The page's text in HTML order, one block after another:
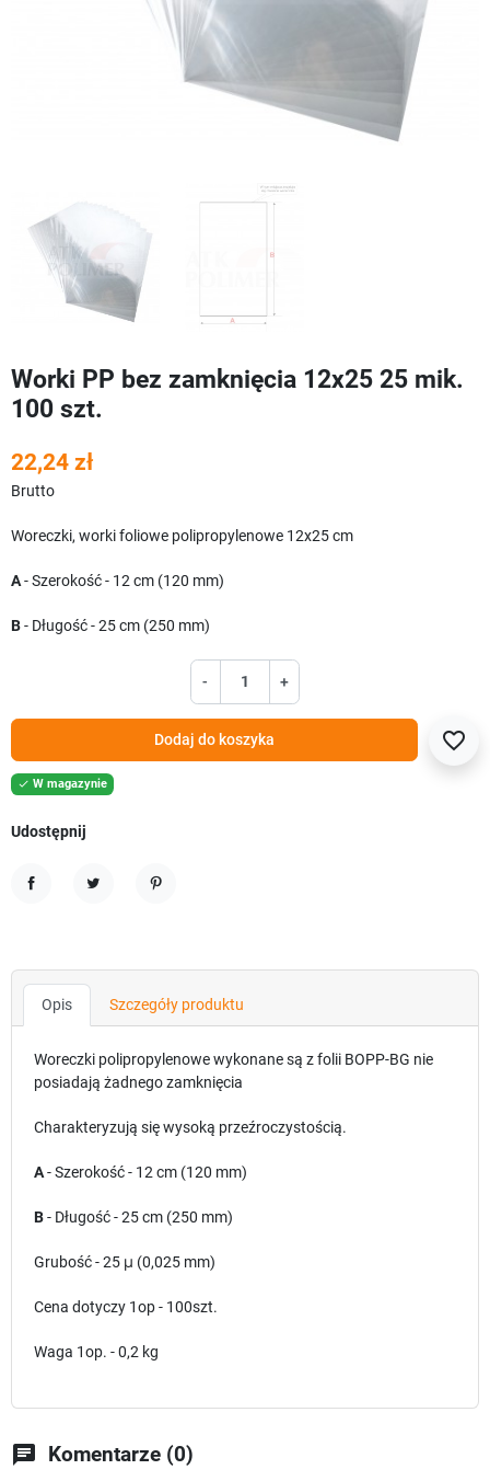
Worki PP bez zamknięcia 12x25 25 mik.
100 szt.
22,24 zł
Brutto
Woreczki, worki foliowe polipropylenowe 12x25 cm
A- Szerokość - 12 cm (120 mm)
B- Długość - 25 cm (250 mm)
- +
Dodaj do koszyka favorite_border
 W magazynie
Udostępnij
Opis Szczegóły produktu
Woreczki polipropylenowe wykonane są z folii BOPP-BG nie
posiadają żadnego zamknięcia
Charakteryzują się wysoką przeźroczystością.
A- Szerokość - 12 cm (120 mm)
B- Długość - 25 cm (250 mm)
Grubość - 25 μ (0,025 mm)
Cena dotyczy 1op - 100szt.
Waga 1op. - 0,2 kg
chat Komentarze (0)